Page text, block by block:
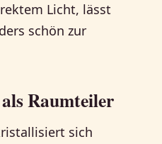
Licht, lässt
schön zur
Raumteiler
sich